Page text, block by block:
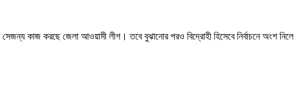
সেজন্য কাজ করছে জেলা আওয়ামী লীগ। তবে বুঝানোর পরও বিদ্রোহী হিসেবে নির্বাচনে অংশ নিলে